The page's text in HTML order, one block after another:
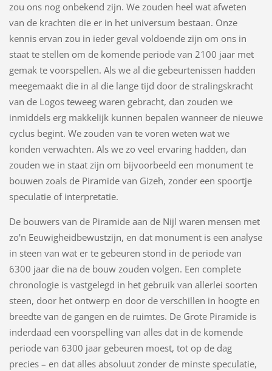
zou ons nog onbekend zijn. We zouden heel wat afweten
van de krachten die er in het universum bestaan. Onze
kennis ervan zou in ieder geval voldoende zijn om ons in
staat te stellen om de komende periode van 2100 jaar met
gemak te voorspellen. Als we al die gebeurtenissen hadden
meegemaakt die in al die lange tijd door de stralingskracht
van de Logos teweeg waren gebracht, dan zouden we
inmiddels erg makkelijk kunnen bepalen wanneer de nieuwe
cyclus begint. We zouden van te voren weten wat we
konden verwachten. Als we zo veel ervaring hadden, dan
zouden we in staat zijn om bijvoorbeeld een monument te
bouwen zoals de Piramide van Gizeh, zonder een spoortje
speculatie of interpretatie.
De bouwers van de Piramide aan de Nijl waren mensen met
zo'n Eeuwigheidbewustzijn, en dat monument is een analyse
in steen van wat er te gebeuren stond in de periode van
6300 jaar die na de bouw zouden volgen. Een complete
chronologie is vastgelegd in het gebruik van allerlei soorten
steen, door het ontwerp en door de verschillen in hoogte en
breedte van de gangen en de ruimtes. De Grote Piramide is
inderdaad een voorspelling van alles dat in de komende
periode van 6300 jaar gebeuren moest, tot op de dag
precies – en dat alles absoluut zonder de minste speculatie,